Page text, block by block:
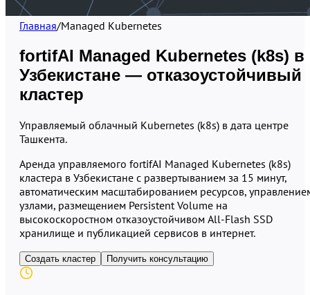
Главная/Managed Kubernetes
fortifAI Managed Kubernetes (k8s) в
Узбекистане — отказоустойчивый
кластер
Управляемый облачный Kubernetes (k8s) в дата центре
Ташкента.
Аренда управляемого fortifAI Managed Kubernetes (k8s)
кластера в Узбекистане с развертыванием за 15 минут,
автоматическим масштабированием ресурсов,
узлами, размещением Persistent Volume на
высокоскоростном отказоустойчивом All-Flash SSD
хранилище и публикацией сервисов в интернет.
Создать кластер Получить консультацию